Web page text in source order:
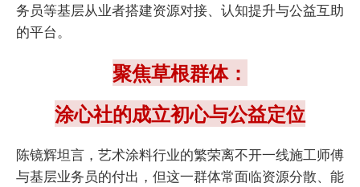
务员等基层从业者搭建资源对接、认知提升与公益互助
的平台。
聚焦草根群体：
涂心社的成立初心与公益定位
陈镜辉坦言，艺术涂料行业的繁荣离不开一线施工师傅
与基层业务员的付出，但这一群体常面临资源分散、能